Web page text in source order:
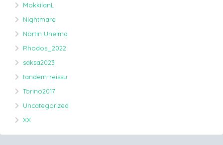
MokkilanL
Nightmare
Nörtin Unelma
Rhodos_2022
saksa2023
tandem-reissu
Torino2017
Uncategorized
XX